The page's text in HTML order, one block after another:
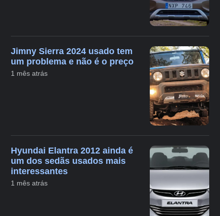
Jimny Sierra 2024 usado tem
um problema e não é o preço
1 mês atrás
Hyundai Elantra 2012 ainda é
um dos sedãs usados mais
interessantes
1 mês atrás